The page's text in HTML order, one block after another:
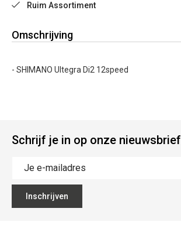
Ruim Assortiment
Omschrijving
- SHIMANO Ultegra Di2 12speed
Schrijf je in op onze nieuwsbrief
Inschrijven